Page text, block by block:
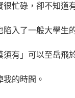
忙碌，卻不知道
入了一般大學生
有」可以至岳飛
的時間。